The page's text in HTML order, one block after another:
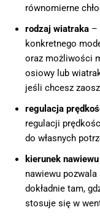
równomierne
rodzaj wiatraka –
konkretnego
oraz możliwości
osiowy lub
jeśli chcesz
regulacja
regulacji
do własnych
kierunek nawiewu
nawiewu
dokładnie tam,
stosuje się w